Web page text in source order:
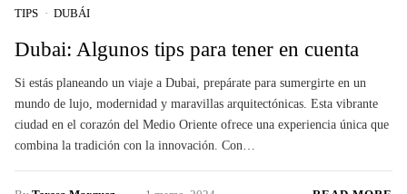
TIPS DUBÁI
Dubai: Algunos tips para tener en cuenta
Si estás planeando un viaje a Dubai, prepárate para sumergirte en un
mundo de lujo, modernidad y maravillas arquitectónicas. Esta vibrante
ciudad en el corazón del Medio Oriente ofrece una experiencia única que
combina la tradición con la innovación. Con…